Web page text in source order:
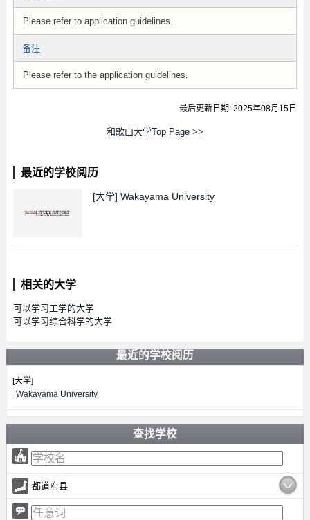
Please refer to application guidelines.
备注
Please refer to the application guidelines.
最后更新日期: 2025年08月15日
和歌山大学Top Page >>
最近的学校阅历
[大学] Wakayama University
相关的大学
可以学习工学的大学
可以学习综合科学的大学
最近的学校阅历
[大学]
Wakayama University
查找学校
都道府县